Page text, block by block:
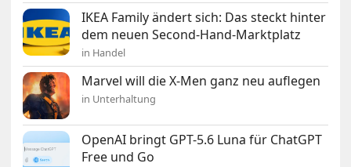
IKEA Family ändert sich: Das steckt hinter
dem neuen Second-Hand-Marktplatz
in Handel
Marvel will die X-Men ganz neu auflegen
in Unterhaltung
OpenAI bringt GPT-5.6 Luna für ChatGPT
Free und Go